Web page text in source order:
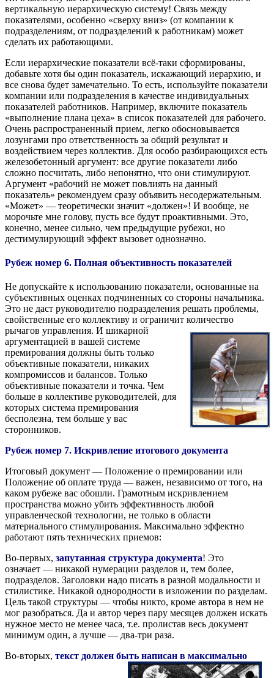
вертикальную иерархическую систему! Связь между
показателями, особенно «сверху вниз» (от компании к
подразделениям, от подразделений к работникам) может
сделать их работающими.
Если иерархические показатели всё-таки сформированы,
добавьте хотя бы один показатель, искажающий иерархию, и
все снова будет замечательно. То есть, используйте показатели
компании или подразделения в качестве индивидуальных
показателей работников. Например, включите показатель
«выполнение плана цеха» в список показателей для рабочего.
Очень распространенный прием, легко обосновывается
лозунгами про ответственность за общий результат и
воздействием через коллектив. Для особо разбирающихся есть
железобетонный аргумент: все другие показатели либо
сложно посчитать, либо непонятно, что они стимулируют.
Аргумент «рабочий не может повлиять на данный
показатель» рекомендуем сразу объявить несодержательным.
«Может» — теоретически значит «должен»! И вообще, не
морочьте мне голову, пусть все будут проактивными. Это,
конечно, менее сильно, чем предыдущие рубежи, но
дестимулирующий эффект вызовет однозначно.
Рубеж номер 6. Полная объективность показателей
Не допускайте к использованию показатели, основанные на
субъективных оценках подчиненных со стороны начальника.
Это не даст руководителю подразделения решать проблемы,
свойственные его коллективу и ограничит количество
рычагов управления. И шикарной
аргументацией в вашей системе
премирования должны быть только
объективные показатели, никаких
компромиссов и балансов. Только
объективные показатели и точка. Чем
больше в коллективе руководителей, для
которых система премирования
бесполезна, тем больше у вас
сторонников.
Рубеж номер 7. Искривление итогового документа
Итоговый документ — Положение о премировании или
Положение об оплате труда — важен, независимо от того, на
каком рубеже вас обошли. Грамотным искривлением
пространства можно убить эффективность любой
управленческой технологии, не только в области
материального стимулирования. Максимально эффектно
работают пять технических приемов:
Во-первых, запутанная структура документа! Это
означает — никакой нумерации разделов и, тем более,
подразделов. Заголовки надо писать в разной модальности и
стилистике. Никакой однородности в изложении по разделам.
Цель такой структуры — чтобы никто, кроме автора в нем не
мог разобраться. Да и автор через пару месяцев должен искать
нужное место не менее часа, т.е. пролистав весь документ
минимум один, а лучше — два-три раза.
Во-вторых, текст должен быть написан в максимально